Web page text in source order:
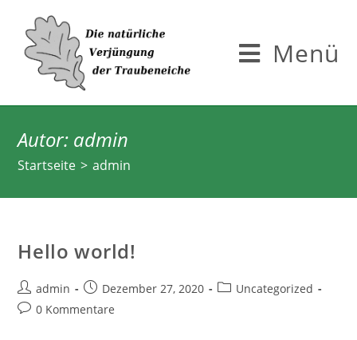
Inhalt
springen
Menü
Autor: admin
Startseite > admin
Hello world!
Beitrags-
Autor:
admin
Beitrag
veröffentlicht:
Dezember 27, 2020
Beitrags-
Uncategorized
Beitrags-
0 Kommentare